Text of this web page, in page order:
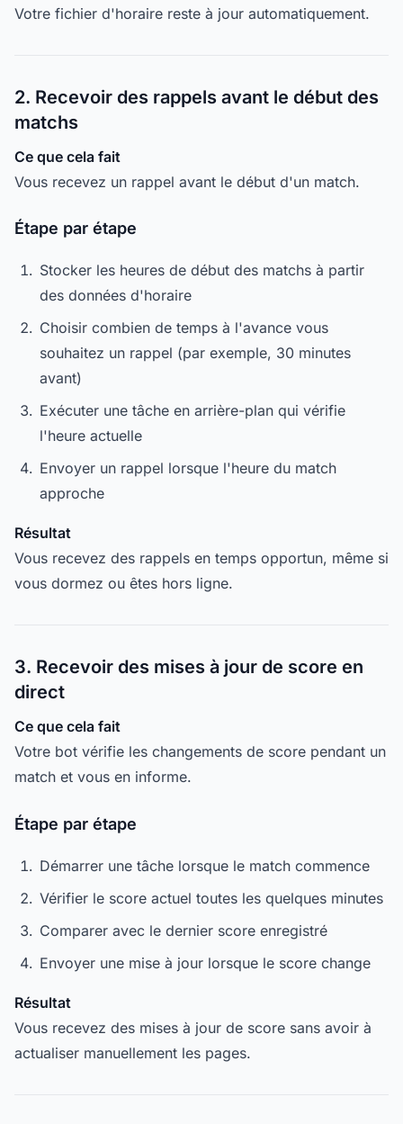
Votre fichier d'horaire reste à jour automatiquement.
2. Recevoir des rappels avant le début des
matchs
Ce que cela fait
Vous recevez un rappel avant le début d'un match.
Étape par étape
Stocker les heures de début des matchs à partir
des données d'horaire
Choisir combien de temps à l'avance vous
souhaitez un rappel (par exemple, 30 minutes
avant)
Exécuter une tâche en arrière-plan qui vérifie
l'heure actuelle
Envoyer un rappel lorsque l'heure du match
approche
Résultat
Vous recevez des rappels en temps opportun, même si
vous dormez ou êtes hors ligne.
3. Recevoir des mises à jour de score en
direct
Ce que cela fait
Votre bot vérifie les changements de score pendant un
match et vous en informe.
Étape par étape
Démarrer une tâche lorsque le match commence
Vérifier le score actuel toutes les quelques minutes
Comparer avec le dernier score enregistré
Envoyer une mise à jour lorsque le score change
Résultat
Vous recevez des mises à jour de score sans avoir à
actualiser manuellement les pages.